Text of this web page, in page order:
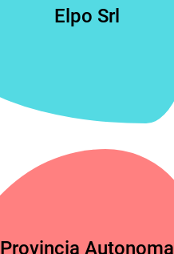
Elpo Srl
Provincia Autonoma